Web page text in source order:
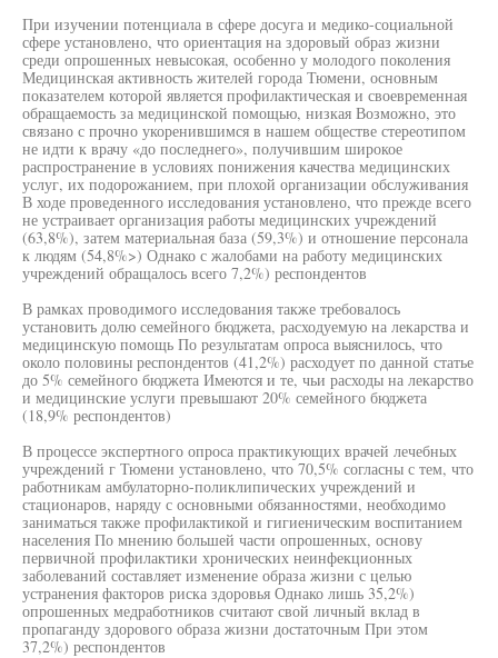
При изучении потенциала в сфере досуга и медико-социальной
сфере установлено, что ориентация на здоровый образ жизни
среди опрошенных невысокая, особенно у молодого поколения
Медицинская активность жителей города Тюмени, основным
показателем которой является профилактическая и своевременная
обращаемость за медицинской помощью, низкая Возможно, это
связано с прочно укоренившимся в нашем обществе стереотипом
не идти к врачу «до последнего», получившим широкое
распространение в условиях понижения качества медицинских
услуг, их подорожанием, при плохой организации обслуживания
В ходе проведенного исследования установлено, что прежде всего
не устраивает организация работы медицинских учреждений
(63,8%), затем материальная база (59,3%) и отношение персонала
к людям (54,8%>) Однако с жалобами на работу медицинских
учреждений обращалось всего 7,2%) респондентов
В рамках проводимого исследования также требовалось
установить долю семейного бюджета, расходуемую на лекарства и
медицинскую помощь По результатам опроса выяснилось, что
около половины респондентов (41,2%) расходует по данной статье
до 5% семейного бюджета Имеются и те, чьи расходы на лекарство
и медицинские услуги превышают 20% семейного бюджета
(18,9% респондентов)
В процессе экспертного опроса практикующих врачей лечебных
учреждений г Тюмени установлено, что 70,5% согласны с тем, что
работникам амбулаторно-поликлипических учреждений и
стационаров, наряду с основными обязанностями, необходимо
заниматься также профилактикой и гигиеническим воспитанием
населения По мнению большей части опрошенных, основу
первичной профилактики хронических неинфекционных
заболеваний составляет изменение образа жизни с целью
устранения факторов риска здоровья Однако лишь 35,2%)
опрошенных медработников считают свой личный вклад в
пропаганду здорового образа жизни достаточным При этом
37,2%) респондентов